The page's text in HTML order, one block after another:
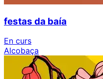
festas da baía
En curs
Alcobaça